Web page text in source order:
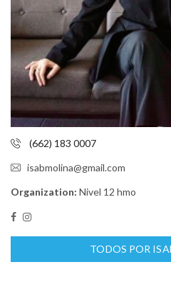
(662) 183 0007
isabmolina@gmail.com
Organization: Nivel 12 hmo
TODOS POR